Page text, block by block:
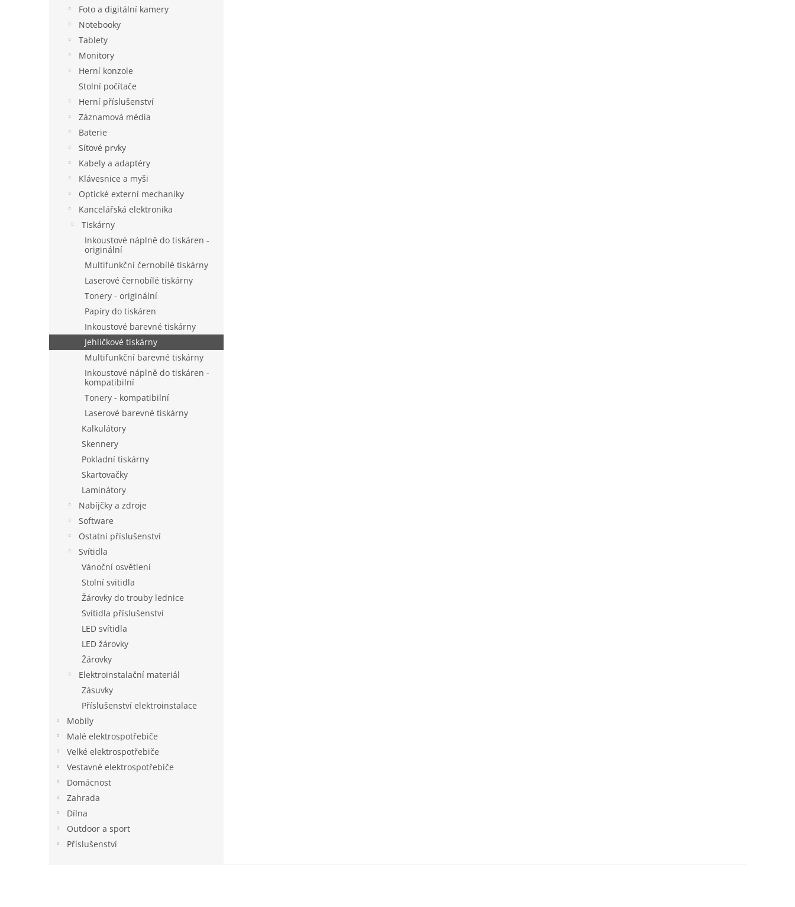
Foto a digitální kamery
Notebooky
Tablety
Monitory
Herní konzole
Stolní počítače
Herní příslušenství
Záznamová média
Baterie
Síťové prvky
Kabely a adaptéry
Klávesnice a myši
Optické externí mechaniky
Kancelářská elektronika
Tiskárny
Inkoustové náplně do tiskáren -
originální
Multifunkční černobílé tiskárny
Laserové černobílé tiskárny
Tonery - originální
Papíry do tiskáren
Inkoustové barevné tiskárny
Jehličkové tiskárny
Multifunkční barevné tiskárny
Inkoustové náplně do tiskáren -
kompatibilní
Tonery - kompatibilní
Laserové barevné tiskárny
Kalkulátory
Skennery
Pokladní tiskárny
Skartovačky
Laminátory
Nabíjčky a zdroje
Software
Ostatní příslušenství
Svítidla
Vánoční osvětlení
Stolní svitidla
Žárovky do trouby lednice
Svítidla příslušenství
LED svítidla
LED žárovky
Žárovky
Elektroinstalační materiál
Zásuvky
Příslušenství elektroinstalace
Mobily
Malé elektrospotřebiče
Velké elektrospotřebiče
Vestavné elektrospotřebiče
Domácnost
Zahrada
Dílna
Outdoor a sport
Příslušenství